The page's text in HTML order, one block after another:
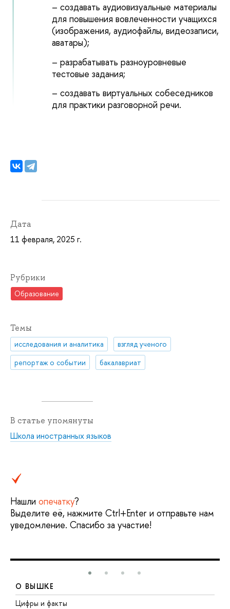
– создавать аудиовизуальные материалы
для повышения вовлеченности учащихся
(изображения, аудиофайлы, видеозаписи,
аватары);
– разрабатывать разноуровневые
тестовые задания;
– создавать виртуальных собеседников
для практики разговорной речи.
Дата
11 февраля, 2025 г.
Рубрики
Образование
Темы
исследования и аналитика
взгляд ученого
репортаж о событии
бакалавриат
В статье упомянуты
Школа иностранных языков
Нашли опечатку?
Выделите её, нажмите Ctrl+Enter и отправьте нам
уведомление. Спасибо за участие!
О ВЫШКЕ
Цифры и факты